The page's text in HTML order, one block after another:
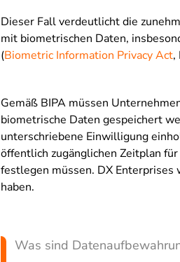
Dieser Fall verdeutlicht die
mit biometrischen Daten,
(Biometric Information Privacy Act,
Gemäß BIPA müssen
biometrische Daten gespeichert
unterschriebene Einwilligung
öffentlich zugänglichen Zeitplan
festlegen müssen. DX
haben.
Was sind